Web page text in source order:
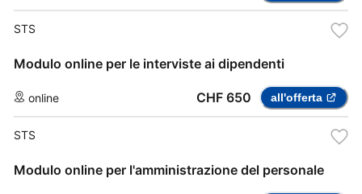
STS
Modulo online per le interviste ai dipendenti
online CHF 650 all'offerta
STS
Modulo online per l'amministrazione del personale